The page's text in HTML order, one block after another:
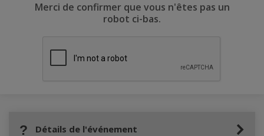
Merci de confirmer que vous n'êtes pas un
robot ci-bas.
Détails de l'événement